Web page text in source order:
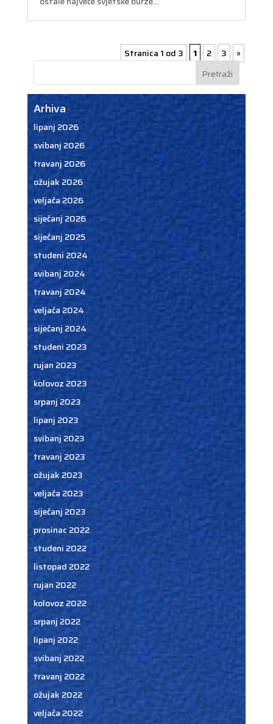
Stranica 1 od 3 1 2 3 »
Arhiva
lipanj 2026
svibanj 2026
travanj 2026
ožujak 2026
veljača 2026
siječanj 2026
siječanj 2025
studeni 2024
svibanj 2024
travanj 2024
veljača 2024
siječanj 2024
studeni 2023
rujan 2023
kolovoz 2023
srpanj 2023
lipanj 2023
svibanj 2023
travanj 2023
ožujak 2023
veljača 2023
siječanj 2023
prosinac 2022
studeni 2022
listopad 2022
rujan 2022
kolovoz 2022
srpanj 2022
lipanj 2022
svibanj 2022
travanj 2022
ožujak 2022
veljača 2022